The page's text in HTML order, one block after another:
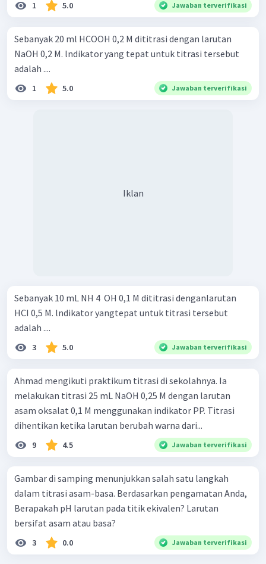
1 5.0 Jawaban terverifikasi
Sebanyak 20 ml HCOOH 0,2 M dititrasi dengan larutan
NaOH 0,2 M. lndikator yang tepat untuk titrasi tersebut
adalah ....
1 5.0 Jawaban terverifikasi
Iklan
Sebanyak 10 mL NH 4 ​ OH 0,1 M dititrasi denganlarutan
HCI 0,5 M. lndikator yangtepat untuk titrasi tersebut
adalah ....
3 5.0 Jawaban terverifikasi
Ahmad mengikuti praktikum titrasi di sekolahnya. Ia
melakukan titrasi 25 mL NaOH 0,25 M dengan larutan
asam oksalat 0,1 M menggunakan indikator PP. Titrasi
dihentikan ketika larutan berubah warna dari...
9 4.5 Jawaban terverifikasi
Gambar di samping menunjukkan salah satu langkah
dalam titrasi asam-basa. Berdasarkan pengamatan Anda,
Berapakah pH larutan pada titik ekivalen? Larutan
bersifat asam atau basa?
3 0.0 Jawaban terverifikasi